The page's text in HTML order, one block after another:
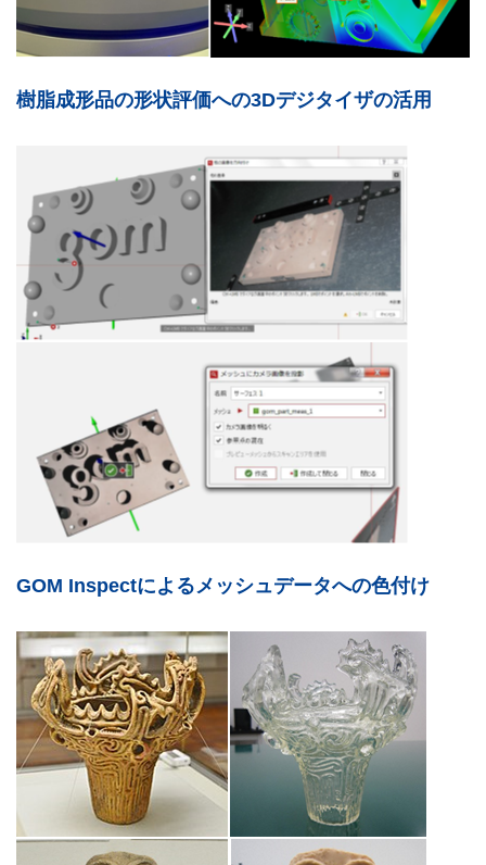
樹脂成形品の形状評価への3Dデジタイザの活用
GOM Inspectによるメッシュデータへの色付け